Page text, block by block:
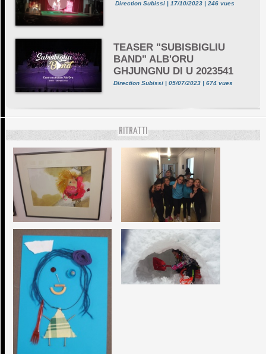
Direction Subissi | 17/10/2023 | 246 vues
TEASER "SUBISBIGLIU
BAND" ALB'ORU
GHJUNGNU DI U 2023541
Direction Subissi | 05/07/2023 | 674 vues
RITRATTI